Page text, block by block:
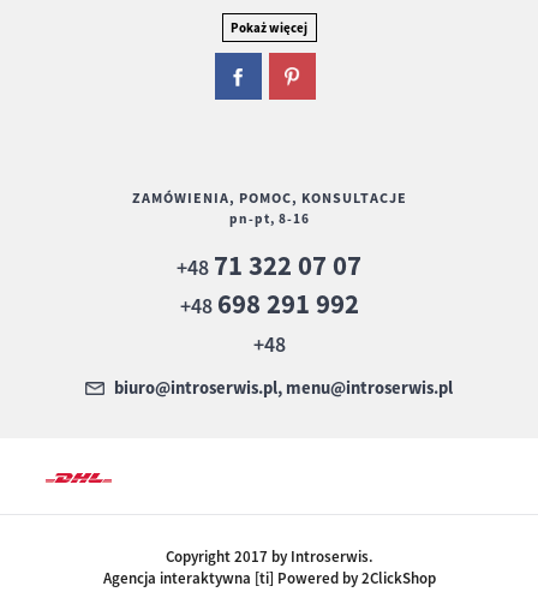
ZAMÓWIENIA, POMOC, KONSULTACJE
pn-pt, 8-16
+48 71 322 07 07
+48 698 291 992
+48
biuro@introserwis.pl, menu@introserwis.pl
Copyright 2017 by Introserwis.
Agencja interaktywna [ti] Powered by 2ClickShop